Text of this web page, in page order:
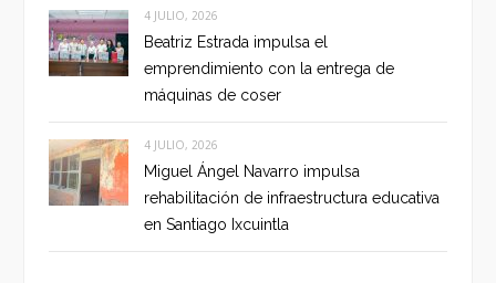
4 JULIO, 2026
Beatriz Estrada impulsa el
emprendimiento con la entrega de
máquinas de coser
4 JULIO, 2026
Miguel Ángel Navarro impulsa
rehabilitación de infraestructura educativa
en Santiago Ixcuintla